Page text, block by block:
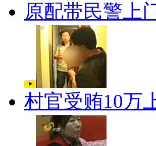
原配带民警上
村官受贿10万